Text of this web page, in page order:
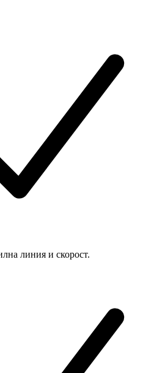
линия и скорост.